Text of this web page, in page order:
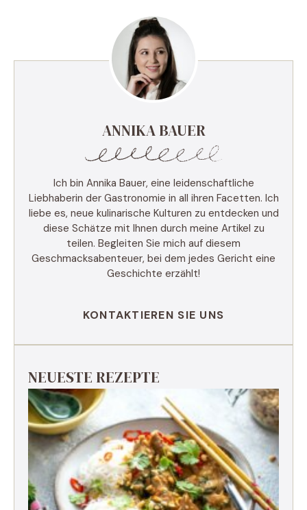
ANNIKA BAUER
Ich bin Annika Bauer, eine leidenschaftliche
Liebhaberin der Gastronomie in all ihren Facetten. Ich
liebe es, neue kulinarische Kulturen zu entdecken und
diese Schätze mit Ihnen durch meine Artikel zu
teilen. Begleiten Sie mich auf diesem
Geschmacksabenteuer, bei dem jedes Gericht eine
Geschichte erzählt!
KONTAKTIEREN SIE UNS
NEUESTE REZEPTE